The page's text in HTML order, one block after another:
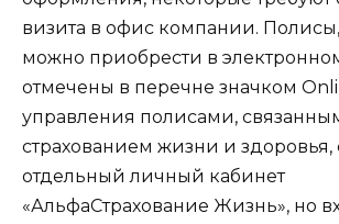
визита в офис компании.
можно приобрести в
отмечены в перечне значком
управления полисами,
страхованием жизни и здоровья,
отдельный личный кабинет
«АльфаСтрахование Жизнь», но